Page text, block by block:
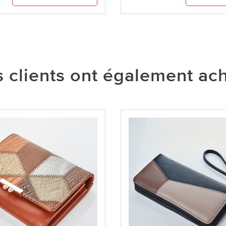
clients ont également